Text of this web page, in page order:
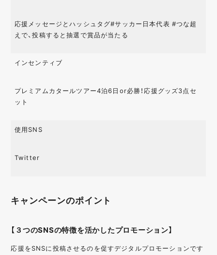
応援メッセージとハッシュタグ#サッカー日本代表 #つな超
えで、投稿すると抽選で賞品が当たる
インセンティブ
プレミアムカタールツアー4泊6日or必勝！応援グッズ3点セ
ット
使用SNS
Twitter
キャンペーンのポイント
【３つのSNSの特徴を活かしたプロモーション】
応援をSNSに投稿させるのを促すデジタルプロモーションです